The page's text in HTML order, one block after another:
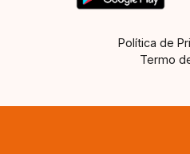
Política de
Termo